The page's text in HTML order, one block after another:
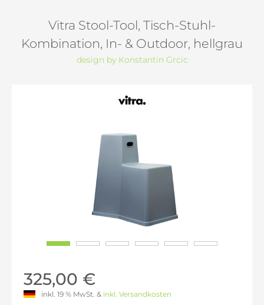
Vitra Stool-Tool, Tisch-Stuhl-
Kombination, In- & Outdoor, hellgrau
design by Konstantin Grcic
325,00 €
inkl. 19 % MwSt. & inkl. Versandkosten